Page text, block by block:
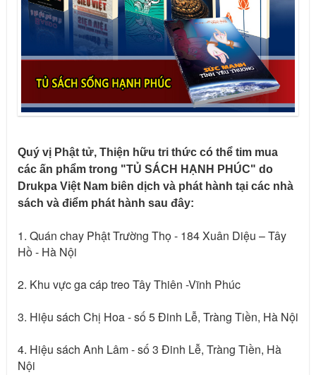
Quý vị Phật tử, Thiện hữu tri thức có thể tim mua
các ấn phẩm trong "TỦ SÁCH HẠNH PHÚC" do
Drukpa Việt Nam biên dịch và phát hành tại các nhà
sách và điểm phát hành sau đây:
1. Quán chay Phật Trường Thọ - 184 Xuân Diệu – Tây
Hồ - Hà Nội
2. Khu vực ga cáp treo Tây Thiên -Vĩnh Phúc
3. Hiệu sách Chị Hoa - số 5 Đinh Lễ, Tràng Tiền, Hà Nội
4. Hiệu sách Anh Lâm - số 3 Đinh Lễ, Tràng Tiền, Hà
Nội